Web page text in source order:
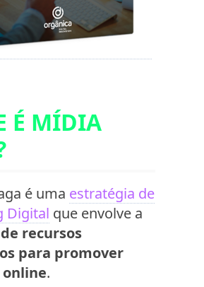
É MÍDIA
é uma estratégia de
Digital que envolve a
recursos
para promover
.